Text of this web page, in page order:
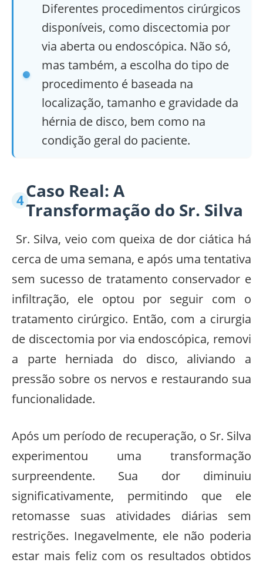
Diferentes procedimentos cirúrgicos
disponíveis, como discectomia por
via aberta ou endoscópica. Não só,
mas também, a escolha do tipo de
procedimento é baseada na
localização, tamanho e gravidade da
hérnia de disco, bem como na
condição geral do paciente.
Caso Real: A
Transformação do Sr. Silva
Sr. Silva, veio com queixa de dor ciática há
cerca de uma semana, e após uma tentativa
sem sucesso de tratamento conservador e
infiltração, ele optou por seguir com o
tratamento cirúrgico. Então, com a cirurgia
de discectomia por via endoscópica, removi
a parte herniada do disco, aliviando a
pressão sobre os nervos e restaurando sua
funcionalidade.
Após um período de recuperação, o Sr. Silva
experimentou uma transformação
surpreendente. Sua dor diminuiu
significativamente, permitindo que ele
retomasse suas atividades diárias sem
restrições. Inegavelmente, ele não poderia
estar mais feliz com os resultados obtidos